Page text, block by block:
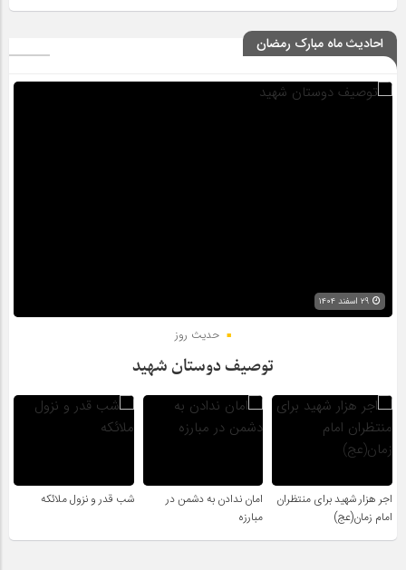
احادیث ماه مبارک رمضان
حدیث روز
توصیف دوستان شهید
اجر هزار شهید برای منتظران
امام زمان(عج)
امان ندادن به دشمن در
مبارزه
شب قدر و نزول ملائکه